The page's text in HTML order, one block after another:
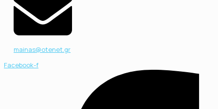
mainas@otenet.gr
Facebook-f